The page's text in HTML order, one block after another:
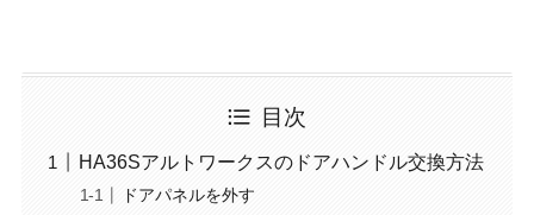
目次
HA36Sアルトワークスのドアハンドル交換方法
ドアパネルを外す